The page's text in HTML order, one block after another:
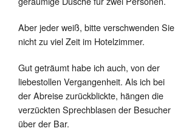
Aber jeder weiß, bitte verschwenden Sie
nicht zu viel Zeit im Hotelzimmer.
Gut geträumt habe ich auch, von der
liebestollen Vergangenheit. Als ich bei
der Abreise zurückblickte, hängen die
verzückten Sprechblasen der Besucher
über der Bar.